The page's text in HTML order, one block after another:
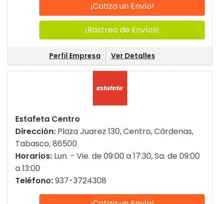
¡Cotiza un Envío!
¡Rastreo de Envíos!
Perfil Empresa Ver Detalles
Estafeta Centro
Dirección: Plaza Juarez 130, Centro, Cárdenas,
Tabasco, 86500
Horarios: Lun. - Vie. de 09:00 a 17:30, Sa. de 09:00
a 13:00
Teléfono:937-3724308